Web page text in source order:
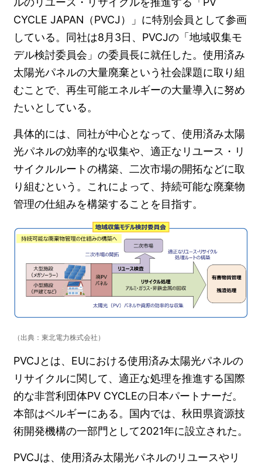
CYCLE JAPAN（PVCJ）」に特別会員として参画
している。同社は8月3日、PVCJの「地域収集モ
デル検討委員会」の委員長に就任した。使用済み
太陽光パネルの大量廃棄という社会課題に取り組
むことで、再生可能エネルギーの大量導入に努め
たいとしている。
具体的には、同社が中心となって、使用済み太陽
光パネルの効率的な収集や、適正なリユース・リ
サイクルルートの構築、二次市場の開拓などに取
り組むという。これによって、持続可能な廃棄物
管理の仕組みを構築することを目指す。
（出典：東北電力株式会社）
PVCJとは、EUにおける使用済み太陽光パネルの
リサイクルに関して、適正な処理を推進する国際
的な非営利団体PV CYCLEの日本パートナーだ。
本部はベルギーにある。国内では、秋田県資源技
術開発機構の一部門として2021年に設立された。
PVCJは、使用済み太陽光パネルのリユースやリ